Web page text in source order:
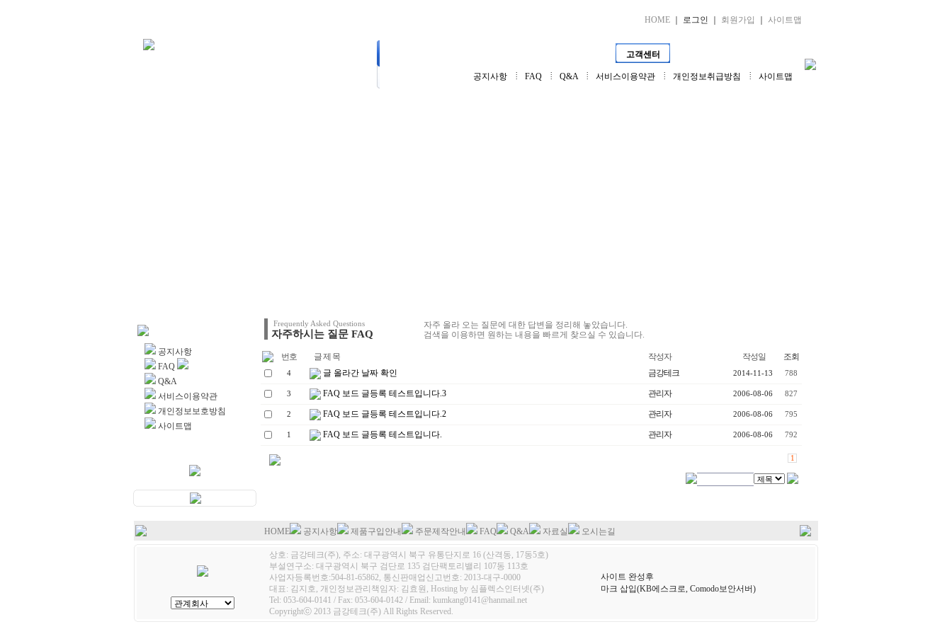
HOME 로그인 회원가입 사이트맵
고객센터
공지사항 FAQ Q&A 서비스이용약관 개인정보취급방침 사이트맵
공지사항
FAQ
Q&A
서비스이용약관
개인정보보호방침
사이트맵
Frequently Asked Questions
자주하시는 질문 FAQ
자주 올라 오는 질문에 대한 답변을 정리해 놓았습니다.
검색을 이용하면 원하는 내용을 빠르게 찾으실 수 있습니다.
번호 글 제 목 작성자 작성일 조회
4 글 올라간 날짜 확인 금강테크 2014-11-13 788
3 FAQ 보드 글등록 테스트입니다.3 관리자 2006-08-06 827
2 FAQ 보드 글등록 테스트입니다.2 관리자 2006-08-06 795
1 FAQ 보드 글등록 테스트입니다. 관리자 2006-08-06 792
1
HOME 공지사항 제품구입안내 주문제작안내 FAQ Q&A 자료실 오시는길
상호: 금강테크(주), 주소: 대구광역시 북구 유통단지로 16 (산격동, 17동5호)
부설연구소: 대구광역시 북구 검단로 135 검단팩토리밸리 107동 113호
사업자등록번호:504-81-65862, 통신판매업신고번호: 2013-대구-0000
대표: 김지호, 개인정보관리책임자: 김효원, Hosting by 심플렉스인터넷(주)
Tel: 053-604-0141 / Fax: 053-604-0142 / Email: kumkang0141@hanmail.net
Copyrightⓒ 2013 금강테크(주) All Rights Reserved.
사이트 완성후
마크 삽입(KB에스크로, Comodo보안서버)